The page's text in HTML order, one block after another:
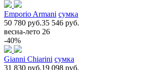
Emporio Armani сумка
50 780 руб.35 546 руб.
весна-лето 26
-40%
Gianni Chiarini сумка
31 830 руб.19 098 руб.